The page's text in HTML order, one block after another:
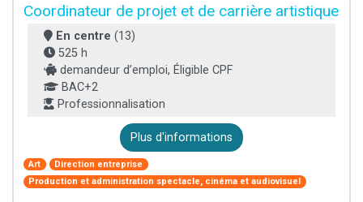
Coordinateur de projet et de carrière artistique
En centre (13)
525 h
demandeur d’emploi, Éligible CPF
BAC+2
Professionnalisation
Plus d'informations
Art
Direction entreprise
Production et administration spectacle, cinéma et audiovisuel